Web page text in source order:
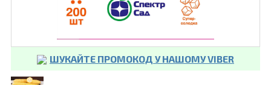
ШУКАЙТЕ ПРОМОКОД У НАШОМУ VIBER